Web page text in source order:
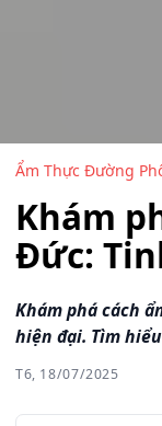
Ẩm Thực Đường
Khám
Đức:
Khám phá cách
hiện đại. Tìm
T6, 18/07/2025